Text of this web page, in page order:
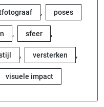
, poses
, sfeer ,
, versterken ,
visuele impact